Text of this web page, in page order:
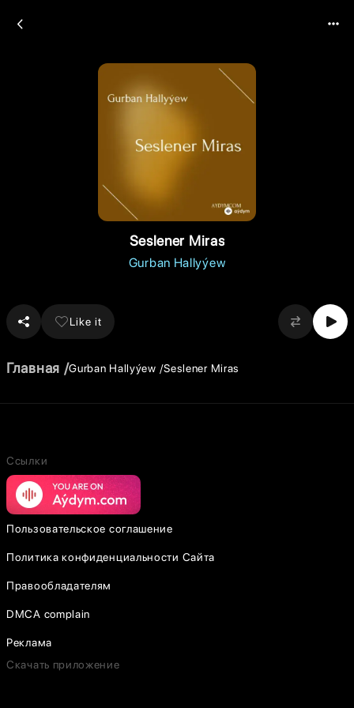
Seslener Miras
Gurban Hallyýew
Like it
Главная Gurban Hallyýew Seslener Miras
Ссылки
Пользовательское соглашение
Политика конфиденциальности Сайта
Правообладателям
DMCA complain
Реклама
Скачать приложение